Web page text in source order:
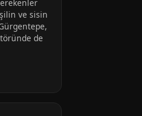
ve sisin
de